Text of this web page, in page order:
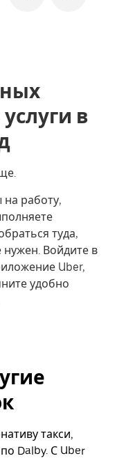
в
на работу,
туда,
Войдите в
Uber,
удобно
такси,
Dalby. С Uber